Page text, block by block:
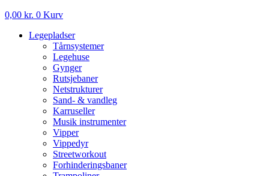
0,00 kr. 0 Kurv
Legepladser
Tårnsystemer
Legehuse
Gynger
Rutsjebaner
Netstrukturer
Sand- & vandleg
Karruseller
Musik instrumenter
Vipper
Vippedyr
Streetworkout
Forhinderingsbaner